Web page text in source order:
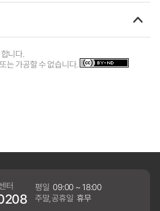
니다.
는 가공할 수 없습니다.
터 평일 09:00 ~ 18:00
주말,공휴일 휴무